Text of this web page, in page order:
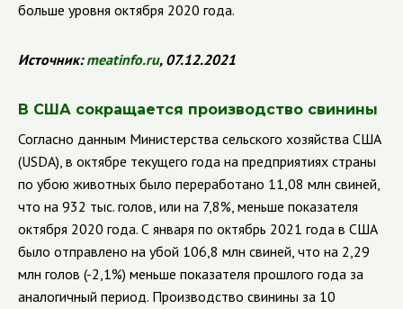
больше уровня октября 2020 года.
Источник:meatinfo.ru, 07.12.2021
В США сокращается производство свинины
Согласно данным Министерства сельского хозяйства США
(USDA), в октябре текущего года на предприятиях страны
по убою животных было переработано 11,08 млн свиней,
что на 932 тыс. голов, или на 7,8%, меньше показателя
октября 2020 года. С января по октябрь 2021 года в США
было отправлено на убой 106,8 млн свиней, что на 2,29
млн голов (-2,1%) меньше показателя прошлого года за
аналогичный период. Производство свинины за 10